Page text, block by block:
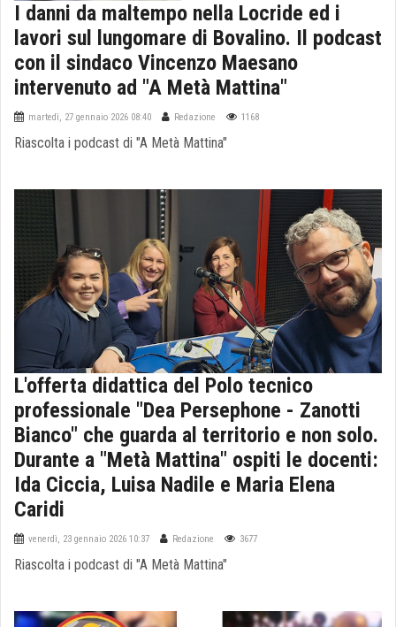
I danni da maltempo nella Locride ed i
lavori sul lungomare di Bovalino. Il podcast
con il sindaco Vincenzo Maesano
intervenuto ad "A Metà Mattina"
martedì, 27 gennaio 2026 08:40 Redazione 1168
Riascolta i podcast di "A Metà Mattina"
L'offerta didattica del Polo tecnico
professionale "Dea Persephone - Zanotti
Bianco" che guarda al territorio e non solo.
Durante a "Metà Mattina" ospiti le docenti:
Ida Ciccia, Luisa Nadile e Maria Elena
Caridi
venerdì, 23 gennaio 2026 10:37 Redazione 3677
Riascolta i podcast di "A Metà Mattina"